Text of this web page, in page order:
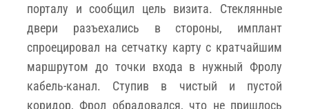
порталу и сообщил цель визита. Стеклянные
двери разъехались в стороны, имплант
спроецировал на сетчатку карту с кратчайшим
маршрутом до точки входа в нужный Фролу
кабель-канал. Ступив в чистый и пустой
коридор, Фрол обрадовался, что не пришлось